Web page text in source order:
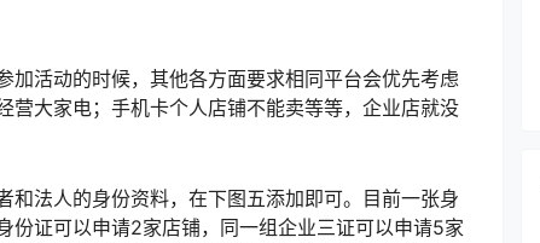
加活动的时候，其他各方面要求相同平台会优先考虑
营大家电；手机卡个人店铺不能卖等等，企业店就没
法人的身份资料，在下图五添加即可。目前一张身
份证可以申请2家店铺，同一组企业三证可以申请5家